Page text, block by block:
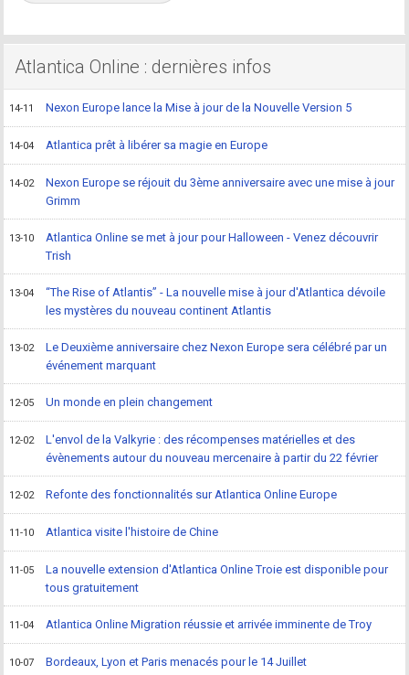
Atlantica Online : dernières infos
14-11 Nexon Europe lance la Mise à jour de la Nouvelle Version 5
14-04 Atlantica prêt à libérer sa magie en Europe
14-02
Nexon Europe se réjouit du 3ème anniversaire avec une mise à jour
Grimm
13-10
Atlantica Online se met à jour pour Halloween - Venez découvrir
Trish
13-04
“The Rise of Atlantis” - La nouvelle mise à jour d'Atlantica dévoile
les mystères du nouveau continent Atlantis
13-02
Le Deuxième anniversaire chez Nexon Europe sera célébré par un
événement marquant
12-05 Un monde en plein changement
12-02
L'envol de la Valkyrie : des récompenses matérielles et des
évènements autour du nouveau mercenaire à partir du 22 février
12-02 Refonte des fonctionnalités sur Atlantica Online Europe
11-10 Atlantica visite l'histoire de Chine
11-05
La nouvelle extension d'Atlantica Online Troie est disponible pour
tous gratuitement
11-04 Atlantica Online Migration réussie et arrivée imminente de Troy
10-07 Bordeaux, Lyon et Paris menacés pour le 14 Juillet